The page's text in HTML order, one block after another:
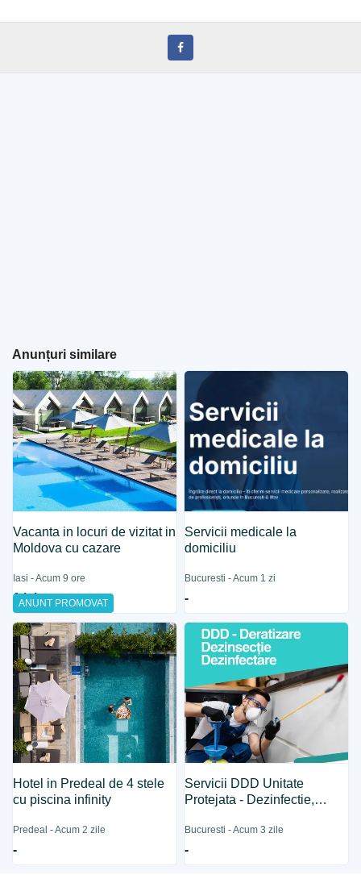
Anunțuri similare
ANUNT PROMOVAT
Vacanta in locuri de vizitat in
Moldova cu cazare
Iasi - Acum 9 ore
1 lei
Servicii medicale la
domiciliu
Bucuresti - Acum 1 zi
-
Hotel in Predeal de 4 stele
cu piscina infinity
Predeal - Acum 2 zile
-
Servicii DDD Unitate
Protejata - Dezinfectie,
Bucuresti - Acum 3 zile
-